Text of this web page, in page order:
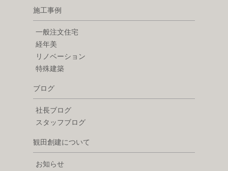
施工事例
一般注文住宅
経年美
リノベーション
特殊建築
ブログ
社長ブログ
スタッフブログ
観田創建について
お知らせ